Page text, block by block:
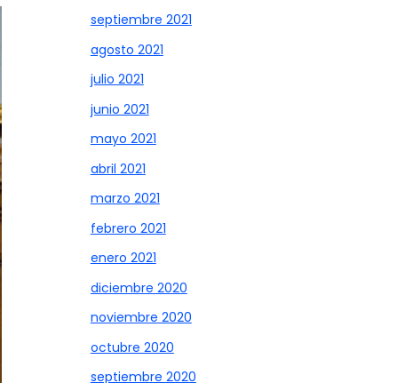
septiembre 2021
agosto 2021
julio 2021
junio 2021
mayo 2021
abril 2021
marzo 2021
febrero 2021
enero 2021
diciembre 2020
noviembre 2020
octubre 2020
septiembre 2020